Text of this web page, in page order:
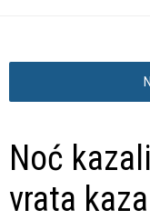
Noć
vrata